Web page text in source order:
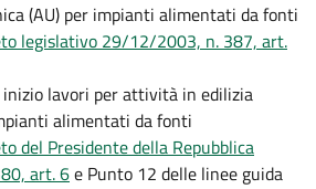
(AU) per impianti alimentati da fonti
legislativo 29/12/2003, n. 387, art.
inizio lavori per attività in edilizia
alimentati da fonti
del Presidente della Repubblica
art. 6e Punto 12 delle linee guida